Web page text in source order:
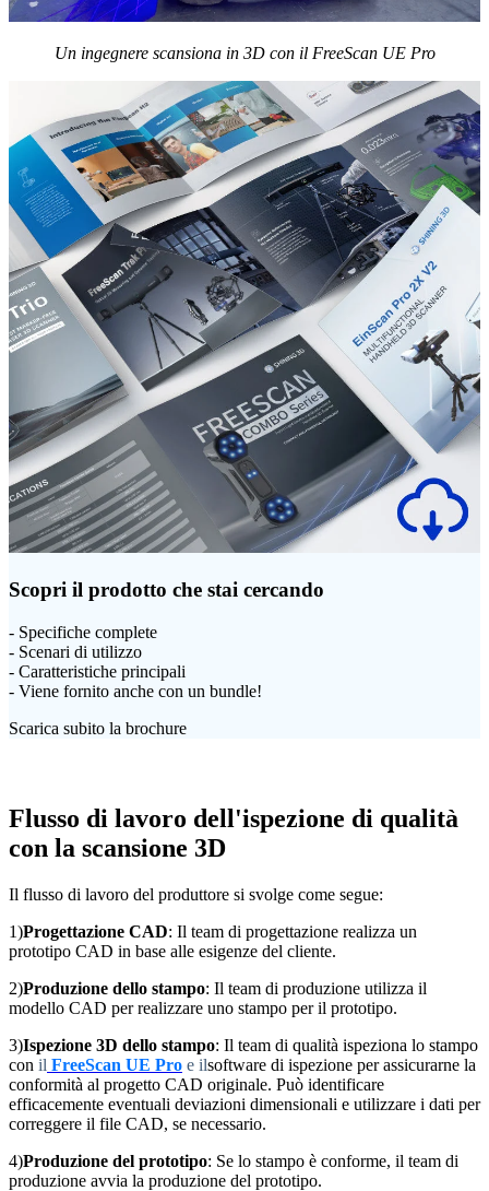
Un ingegnere scansiona in 3D con il FreeScan UE Pro
Scopri il prodotto che stai cercando
- Specifiche complete
- Scenari di utilizzo
- Caratteristiche principali
- Viene fornito anche con un bundle!
Scarica subito la brochure
Flusso di lavoro dell'ispezione di qualità
con la scansione 3D
Il flusso di lavoro del produttore si svolge come segue:
1)Progettazione CAD: Il team di progettazione realizza un
prototipo CAD in base alle esigenze del cliente.
2)Produzione dello stampo: Il team di produzione utilizza il
modello CAD per realizzare uno stampo per il prototipo.
3)Ispezione 3D dello stampo: Il team di qualità ispeziona lo stampo
con il FreeScan UE Pro e ilsoftware di ispezione per assicurarne la
conformità al progetto CAD originale. Può identificare
efficacemente eventuali deviazioni dimensionali e utilizzare i dati per
correggere il file CAD, se necessario.
4)Produzione del prototipo: Se lo stampo è conforme, il team di
produzione avvia la produzione del prototipo.